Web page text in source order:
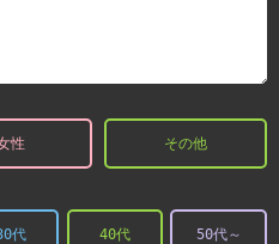
性 その他
代 40代 50代～